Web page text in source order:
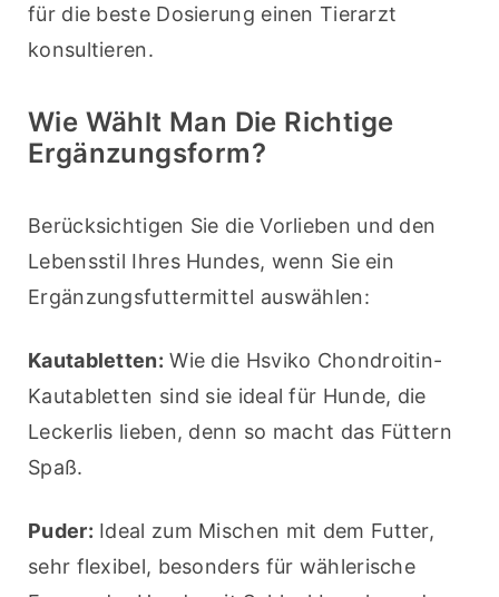
für die beste Dosierung einen Tierarzt
konsultieren.
Wie Wählt Man Die Richtige
Ergänzungsform?
Berücksichtigen Sie die Vorlieben und den
Lebensstil Ihres Hundes, wenn Sie ein
Ergänzungsfuttermittel auswählen:
Kautabletten: Wie die Hsviko Chondroitin-
Kautabletten sind sie ideal für Hunde, die
Leckerlis lieben, denn so macht das Füttern
Spaß.
Puder: Ideal zum Mischen mit dem Futter,
sehr flexibel, besonders für wählerische